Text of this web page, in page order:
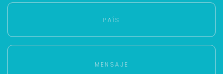
Déjanos tus datos para identificar tu consulta en el
sistema de gestión de clientes.